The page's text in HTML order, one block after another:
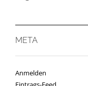
META
Anmelden